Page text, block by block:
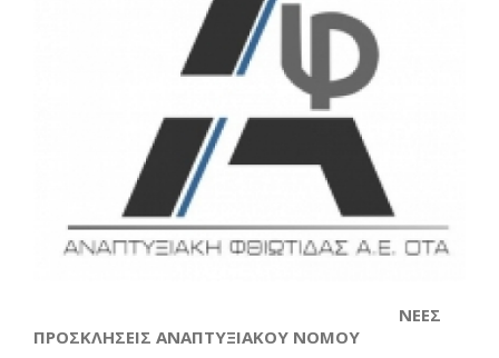
ΝΕΕΣ
ΠΡΟΣΚΛΗΣΕΙΣ ΑΝΑΠΤΥΞΙΑΚΟΥ ΝΟΜΟΥ